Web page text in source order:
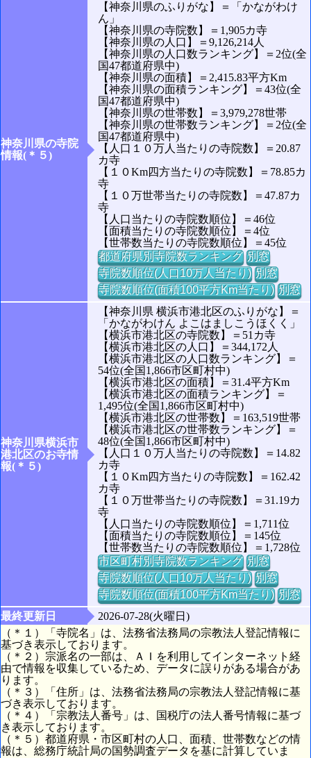
神奈川県の寺院
情報(＊５)
【神奈川県のふりがな】＝「かながわけ
ん」
【神奈川県の寺院数】＝1,905カ寺
【神奈川県の人口】＝9,126,214人
【神奈川県の人口数ランキング】＝2位(全
国47都道府県中)
【神奈川県の面積】＝2,415.83平方Km
【神奈川県の面積ランキング】＝43位(全
国47都道府県中)
【神奈川県の世帯数】＝3,979,278世帯
【神奈川県の世帯数ランキング】＝2位(全
国47都道府県中)
【人口１０万人当たりの寺院数】＝20.87
カ寺
【１０Km四方当たりの寺院数】＝78.85カ
寺
【１０万世帯当たりの寺院数】＝47.87カ
寺
【人口当たりの寺院数順位】＝46位
【面積当たりの寺院数順位】＝4位
【世帯数当たりの寺院数順位】＝45位
都道府県別寺院数ランキング 別窓
寺院数順位(人口10万人当たり) 別窓
寺院数順位(面積100平方Km当たり) 別窓
神奈川県横浜市
港北区のお寺情
報(＊５)
【神奈川県 横浜市港北区のふりがな】＝
「かながわけん よこはましこうほくく」
【横浜市港北区の寺院数】＝51カ寺
【横浜市港北区の人口】＝344,172人
【横浜市港北区の人口数ランキング】＝
54位(全国1,866市区町村中)
【横浜市港北区の面積】＝31.4平方Km
【横浜市港北区の面積ランキング】＝
1,495位(全国1,866市区町村中)
【横浜市港北区の世帯数】＝163,519世帯
【横浜市港北区の世帯数ランキング】＝
48位(全国1,866市区町村中)
【人口１０万人当たりの寺院数】＝14.82
カ寺
【１０Km四方当たりの寺院数】＝162.42
カ寺
【１０万世帯当たりの寺院数】＝31.19カ
寺
【人口当たりの寺院数順位】＝1,711位
【面積当たりの寺院数順位】＝145位
【世帯数当たりの寺院数順位】＝1,728位
市区町村別寺院数ランキング 別窓
寺院数順位(人口10万人当たり) 別窓
寺院数順位(面積100平方Km当たり) 別窓
最終更新日
2026-07-28(火曜日)
（＊１）「寺院名」は、法務省法務局の宗教法人登記情報に
基づき表示しております。
（＊２）宗派名の一部は、ＡＩを利用してインターネット経
由で情報を収集しているため、データに誤りがある場合があ
ります。
（＊３）「住所」は、法務省法務局の宗教法人登記情報に基
づき表示しております。
（＊４）「宗教法人番号」は、国税庁の法人番号情報に基づ
き表示しております。
（＊５）都道府県・市区町村の人口、面積、世帯数などの情
報は、総務庁統計局の国勢調査データを基に計算していま